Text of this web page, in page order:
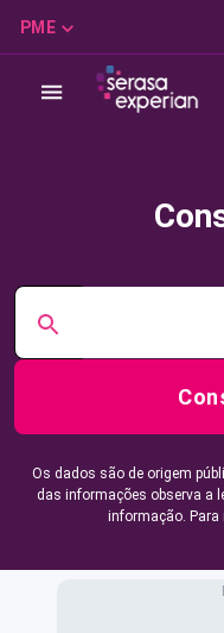
PME
Os dados são de origem
das informações observa a
informação.